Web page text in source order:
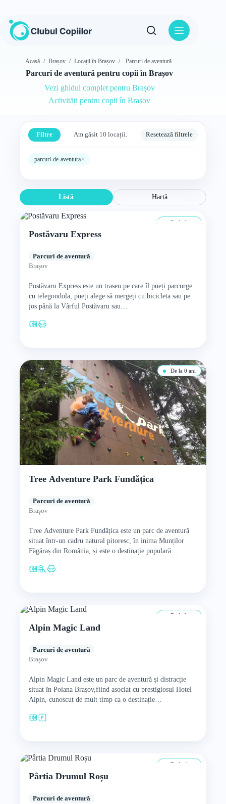
conținut
Acasă / Brașov / Locații în Brașov / Parcuri de aventură
Parcuri de aventură pentru copii în Brașov
Vezi ghidul complet pentru Brașov
Activități pentru copii în Brașov
Filtre Am găsit 10 locații. Resetează filtrele
parcuri-de-aventura×
Listă Hartă
De la 0 ani
Postăvaru Express
Parcuri de aventură
Brașov
Postăvaru Express este un traseu pe care îl pueți parcurge
cu telegondola, pueți alege să mergeți cu bicicleta sau pe
jos până la Vârful Postăvaru sau…
De la 0 ani
Tree Adventure Park Fundățica
Parcuri de aventură
Brașov
Tree Adventure Park Fundățica este un parc de aventură
situat într-un cadru natural pitoresc, în inima Munților
Făgăraș din România, și este o destinație populară
De la 0 ani
Alpin Magic Land
Parcuri de aventură
Brașov
Alpin Magic Land este un parc de aventură și distracție
situat în Poiana Brașov,fiind asociat cu prestigiosul Hotel
Alpin, cunoscut de mult timp ca o destinație…
De la 4 ani
Pârtia Drumul Roșu
Parcuri de aventură